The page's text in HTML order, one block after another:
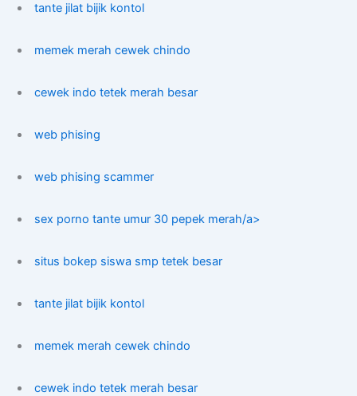
tante jilat bijik kontol
memek merah cewek chindo
cewek indo tetek merah besar
web phising
web phising scammer
sex porno tante umur 30 pepek merah/a>
situs bokep siswa smp tetek besar
tante jilat bijik kontol
memek merah cewek chindo
cewek indo tetek merah besar